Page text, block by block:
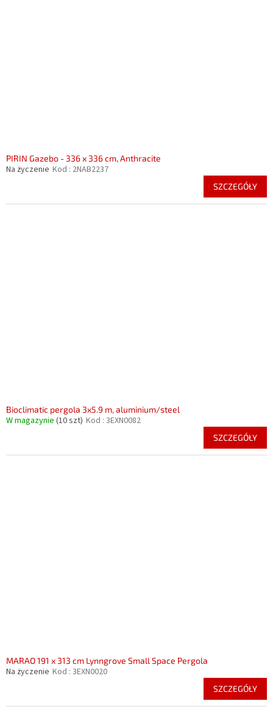
PIRIN Gazebo - 336 x 336 cm, Anthracite
Na życzenie Kod : 2NAB2237
SZCZEGÓŁY
Bioclimatic pergola 3x5.9 m, aluminium/steel
W magazynie (10 szt) Kod : 3EXN0082
SZCZEGÓŁY
MARAO 191 x 313 cm Lynngrove Small Space Pergola
Na życzenie Kod : 3EXN0020
SZCZEGÓŁY